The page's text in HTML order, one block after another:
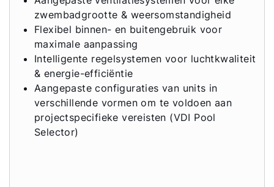
zwembadgrootte & weersomstandigheid
Flexibel binnen- en buitengebruik voor
maximale aanpassing
Intelligente regelsystemen voor luchtkwaliteit
& energie-efficiëntie
Aangepaste configuraties van units in
verschillende vormen om te voldoen aan
projectspecifieke vereisten (VDI Pool
Selector)